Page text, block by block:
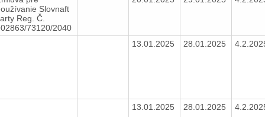
Slovnaft
Reg. Č.
73120/2040
13.01.2025 28.01.2025
13.01.2025 28.01.2025